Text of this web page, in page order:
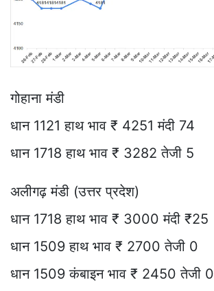
गोहाना मंडी
धान 1121 हाथ भाव ₹ 4251 मंदी 74
धान 1718 हाथ भाव ₹ 3282 तेजी 5
अलीगढ़ मंडी (उत्तर प्रदेश)
धान 1718 हाथ भाव ₹ 3000 मंदी ₹25
धान 1509 हाथ भाव ₹ 2700 तेजी 0
धान 1509 कंबाइन भाव ₹ 2450 तेजी 0